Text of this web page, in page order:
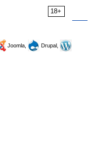
18+
Joomla,
Drupal,